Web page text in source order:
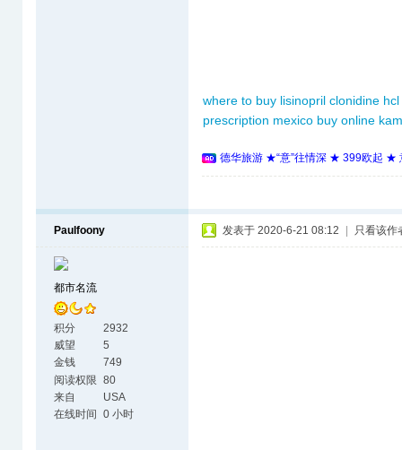
where to buy lisinopril clonidine
prescription mexico buy online
德华旅游 ★“意”往情深 ★ 399欧起 ★
Paulfoony
都市名流
积分
2932
威望
5
金钱
749
阅读权限 80
来自
USA
在线时间
0 小时
发表于 2020-6-21 08:12 只看该作